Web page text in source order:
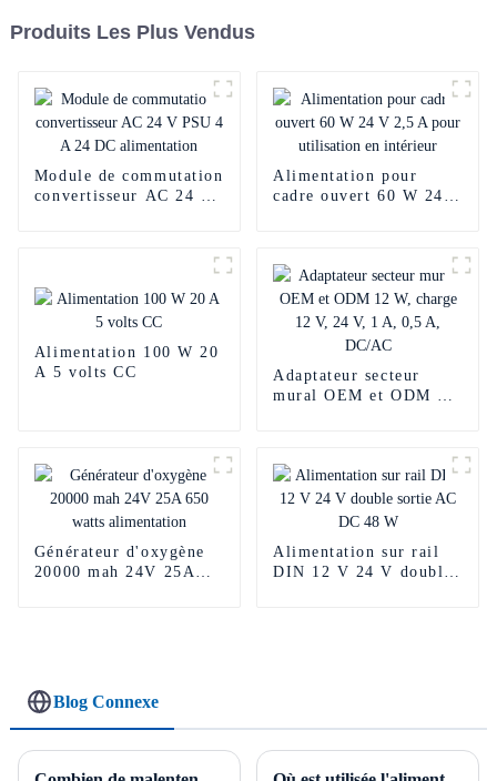
Produits Les Plus Vendus
Module de commutation
convertisseur AC 24 V
Alimentation pour
cadre ouvert 60 W 24 V
Alimentation 100 W 20
A 5 volts CC
Adaptateur secteur
mural OEM et ODM 12
Générateur d'oxygène
20000 mah 24V 25A
Alimentation sur rail
DIN 12 V 24 V double
Blog Connexe